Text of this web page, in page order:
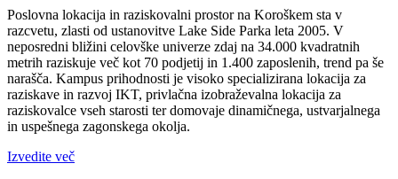
Poslovna lokacija in raziskovalni prostor na Koroškem sta v
razcvetu, zlasti od ustanovitve Lake Side Parka leta 2005. V
neposredni bližini celovške univerze zdaj na 34.000 kvadratnih
metrih raziskuje več kot 70 podjetij in 1.400 zaposlenih, trend pa še
narašča. Kampus prihodnosti je visoko specializirana lokacija za
raziskave in razvoj IKT, privlačna izobraževalna lokacija za
raziskovalce vseh starosti ter domovaje dinamičnega, ustvarjalnega
in uspešnega zagonskega okolja.
Izvedite več